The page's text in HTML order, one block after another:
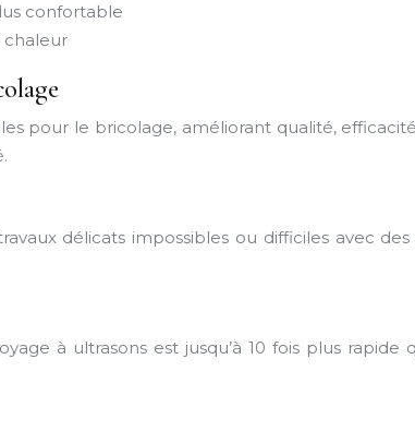
confortable
chaleur
pour le bricolage, améliorant qualité,
délicats impossibles ou difficiles avec
à ultrasons est jusqu’à 10 fois plus